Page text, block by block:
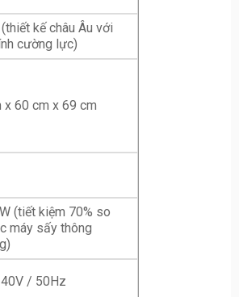
kế châu Âu với
cường lực)
x 60 cm x 69 cm
(tiết kiệm 70% so
máy sấy thông
/ 50Hz